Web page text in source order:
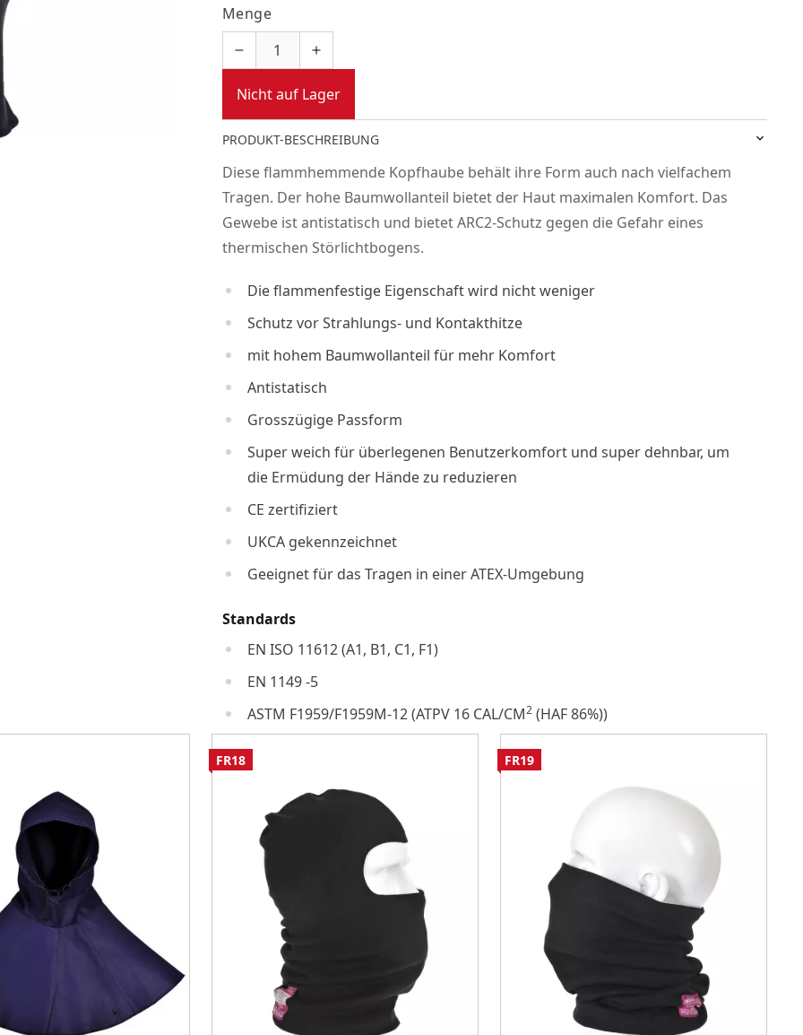
Menge
Nicht auf Lager
PRODUKT-BESCHREIBUNG
Diese flammhemmende Kopfhaube behält ihre Form auch nach vielfachem
Tragen. Der hohe Baumwollanteil bietet der Haut maximalen Komfort. Das
Gewebe ist antistatisch und bietet ARC2-Schutz gegen die Gefahr eines
thermischen Störlichtbogens.
Die flammenfestige Eigenschaft wird nicht weniger
Schutz vor Strahlungs- und Kontakthitze
mit hohem Baumwollanteil für mehr Komfort
Antistatisch
Grosszügige Passform
Super weich für überlegenen Benutzerkomfort und super dehnbar, um
die Ermüdung der Hände zu reduzieren
CE zertifiziert
UKCA gekennzeichnet
Geeignet für das Tragen in einer ATEX-Umgebung
Standards
EN ISO 11612 (A1, B1, C1, F1)
EN 1149 -5
ASTM F1959/F1959M-12 (ATPV 16 CAL/CM2(HAF 86%))
FR18 FR19